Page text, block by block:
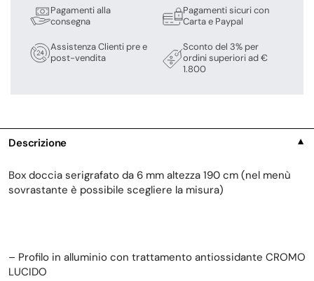
Pagamenti alla
consegna
Assistenza Clienti pre e
post-vendita
Pagamenti sicuri con
Carta e Paypal
Sconto del 3% per
ordini superiori ad €
1.800
Descrizione ▼
Box doccia serigrafato da 6 mm altezza 190 cm (nel menù
sovrastante è possibile scegliere la misura)
– Profilo in alluminio con trattamento antiossidante CROMO
LUCIDO